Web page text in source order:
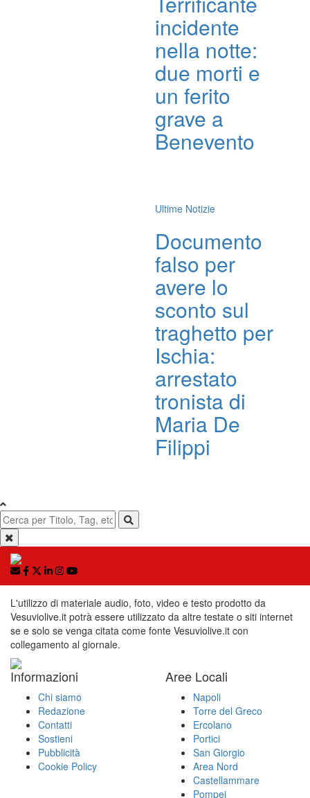
incidente
nella notte:
due morti e
un ferito
grave a
Benevento
Ultime Notizie
Documento
falso per
avere lo
sconto sul
traghetto per
Ischia:
arrestato
tronista di
Maria De
Filippi
L'utilizzo di materiale audio, foto, video e testo prodotto da
Vesuviolive.it potrà essere utilizzato da altre testate o siti internet
se e solo se venga citata come fonte Vesuviolive.it con
collegamento al giornale.
Informazioni
Chi siamo
Redazione
Contatti
Sostieni
Pubblicità
Cookie Policy
Aree Locali
Napoli
Torre del Greco
Ercolano
Portici
San Giorgio
Area Nord
Castellammare
Pompei